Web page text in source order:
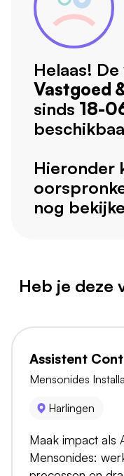
Helaas!
Vastgoed
sinds 18-
Hieronder
nog
Heb je deze
Assistent
Mensonides
Harlingen
Maak impact als
Mensonides: